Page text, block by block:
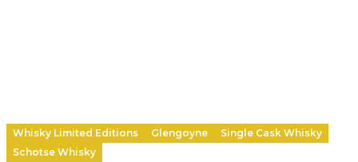
Whisky Limited Editions Glengoyne
Single Cask Whisky
Schotse Whisky